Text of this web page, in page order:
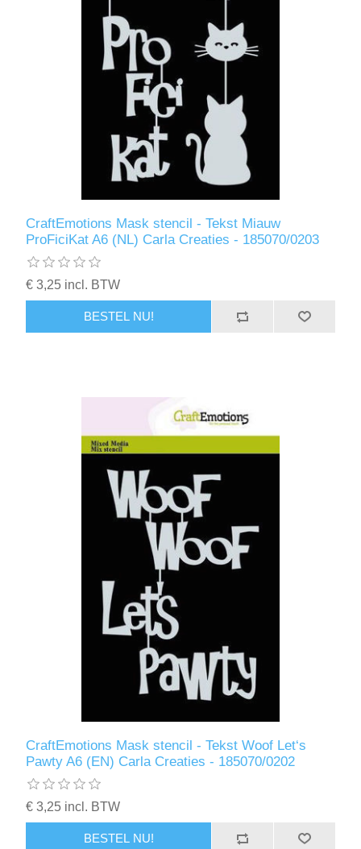
CraftEmotions Mask stencil - Tekst Miauw
ProFiciKat A6 (NL) Carla Creaties - 185070/0203
€ 3,25 incl. BTW
BESTEL NU!
CraftEmotions Mask stencil - Tekst Woof Let‘s
Pawty A6 (EN) Carla Creaties - 185070/0202
€ 3,25 incl. BTW
BESTEL NU!